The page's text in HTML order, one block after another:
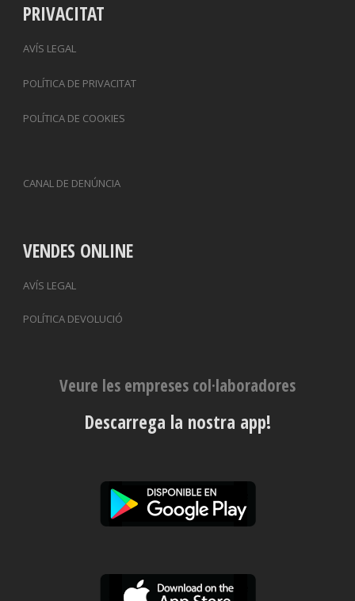
PRIVACITAT
AVÍS LEGAL
POLÍTICA DE PRIVACITAT
POLÍTICA DE COOKIES
CANAL DE DENÚNCIA
VENDES ONLINE
AVÍS LEGAL
POLÍTICA DEVOLUCIÓ
Veure les empreses col·laboradores
Descarrega la nostra app!